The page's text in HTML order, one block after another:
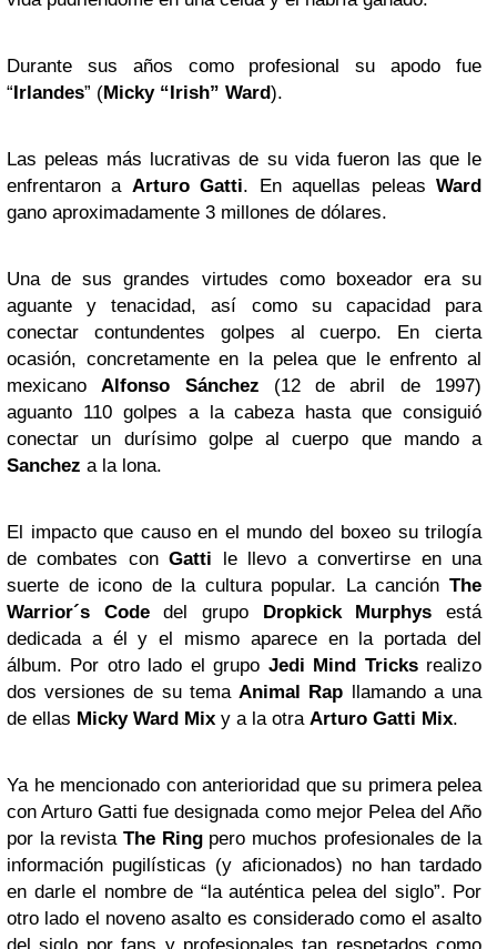
Durante sus años como profesional su apodo fue
“Irlandes” (Micky “Irish” Ward).
Las peleas más lucrativas de su vida fueron las que le
enfrentaron a Arturo Gatti. En aquellas peleasWard
gano aproximadamente 3 millones de dólares.
Una de sus grandes virtudes como boxeador era su
aguante y tenacidad, así como su capacidad para
conectar contundentes golpes al cuerpo. En cierta
ocasión, concretamente en la pelea que le enfrento al
mexicanoAlfonso Sánchez (12 de abril de 1997)
aguanto 110 golpes a la cabeza hasta que consiguió
conectar un durísimo golpe al cuerpo que mando a
Sanchez a la lona.
El impacto que causo en el mundo del boxeo su trilogía
de combates conGatti le llevo a convertirse en una
suerte de icono de la cultura popular. La canción The
Warrior´s Codedel grupo Dropkick Murphys está
dedicada a él y el mismo aparece en la portada del
álbum. Por otro lado el grupo Jedi Mind Tricksrealizo
dos versiones de su temaAnimal Rap llamando a una
de ellas Micky Ward Mix y a la otra Arturo Gatti Mix.
Ya he mencionado con anterioridad que su primera pelea
con Arturo Gatti fue designada como mejor Pelea del Año
por la revista The Ringpero muchos profesionales de la
información pugilísticas (y aficionados) no han tardado
en darle el nombre de “la auténtica pelea del siglo”. Por
otro lado el noveno asalto es considerado como el asalto